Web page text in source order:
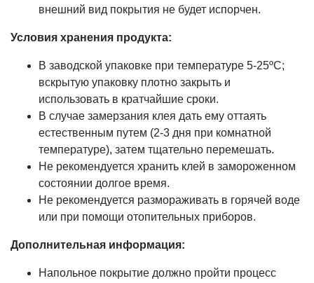
внешний вид покрытия не будет испорчен.
Условия хранения продукта:
В заводской упаковке при температуре 5-25ºС;
вскрытую упаковку плотно закрыть и
использовать в кратчайшие сроки.
В случае замерзания клея дать ему оттаять
естественным путем (2-3 дня при комнатной
температуре), затем тщательно перемешать.
Не рекомендуется хранить клей в замороженном
состоянии долгое время.
Не рекомендуется размораживать в горячей воде
или при помощи отопительных приборов.
Дополнительная информация:
Напольное покрытие должно пройти процесс